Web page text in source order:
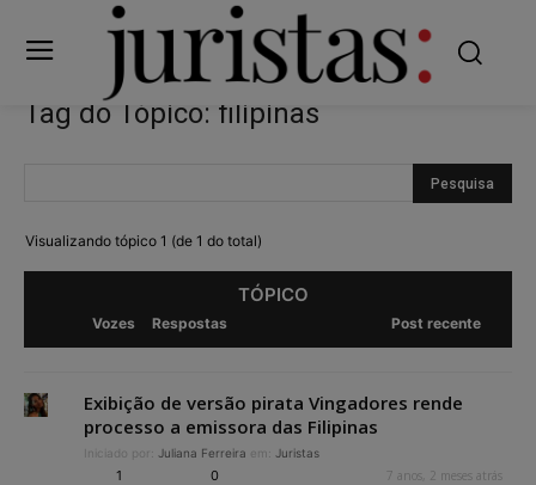
Tag do Tópico: filipinas
Visualizando tópico 1 (de 1 do total)
TÓPICO
Vozes Respostas Post recente
Exibição de versão pirata Vingadores rende
processo a emissora das Filipinas
Iniciado por: Juliana Ferreira em: Juristas
1 0 7 anos, 2 meses atrás